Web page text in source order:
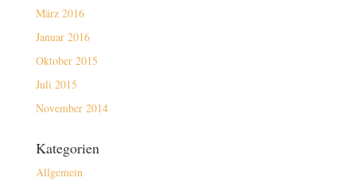
März 2016
Januar 2016
Oktober 2015
Juli 2015
November 2014
Kategorien
Allgemein